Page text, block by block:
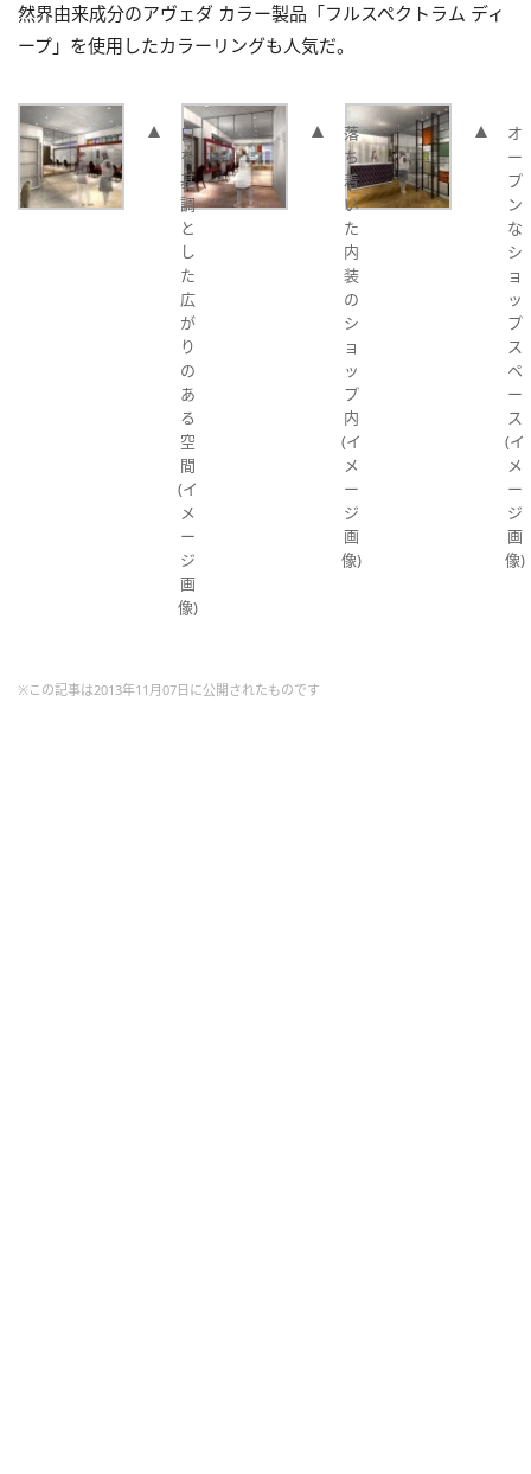
然界由来成分のアヴェダ カラー製品「フルスペクトラム ディ
ープ」を使用したカラーリングも人気だ。
白
を
基
調
と
し
た
広
が
り
の
あ
る
空
間
(イ
メ
ー
ジ
画
像)
落
ち
着
い
た
内
装
の
シ
ョ
ッ
プ
内
(イ
メ
ー
ジ
画
像)
オ
ー
プ
ン
な
シ
ョ
ッ
プ
ス
ペ
ー
ス
(イ
メ
ー
ジ
画
像)
※この記事は2013年11月07日に公開されたものです